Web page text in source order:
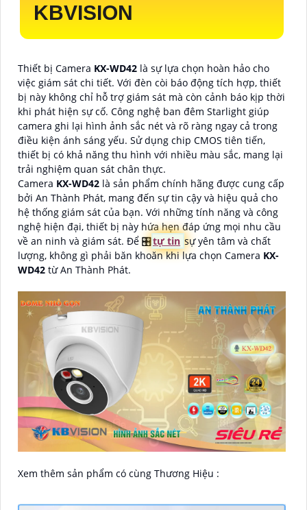
KBVISION
Thiết bị Camera KX-WD42 là sự lựa chọn hoàn hảo cho
việc giám sát chi tiết. Với đèn còi báo động tích hợp, thiết
bị này không chỉ hỗ trợ giám sát mà còn cảnh báo kịp thời
khi phát hiện sự cố. Công nghệ ban đêm Starlight giúp
camera ghi lại hình ảnh sắc nét và rõ ràng ngay cả trong
điều kiện ánh sáng yếu. Sử dụng chip CMOS tiên tiến,
thiết bị có khả năng thu hình với nhiều màu sắc, mang lại
trải nghiệm quan sát chân thực.
Camera KX-WD42 là sản phẩm chính hãng được cung cấp
bởi An Thành Phát, mang đến sự tin cậy và hiệu quả cho
hệ thống giám sát của bạn. Với những tính năng và công
nghệ hiện đại, thiết bị này hứa hẹn đáp ứng mọi nhu cầu
về an ninh và giám sát. Để 🎛tự tin sự yên tâm và chất
lượng, không gì phải băn khoăn khi lựa chọn Camera KX-
WD42 từ An Thành Phát.
Xem thêm sản phẩm có cùng Thương Hiệu :